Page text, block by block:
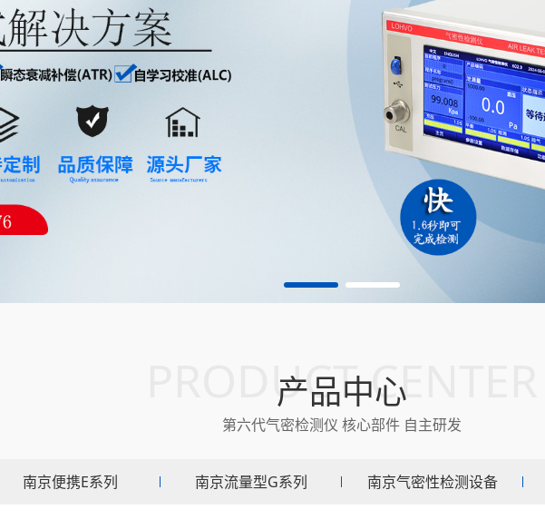
PRODUCT CENTER
产品中心
第六代气密检测仪 核心部件 自主研发
南京便携E系列 南京流量型G系列 南京气密性检测设备
供气密性检测设备及技术支持。
Read More